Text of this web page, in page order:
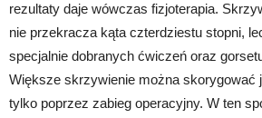
rezultaty daje wówczas fizjoterapia.
nie przekracza kąta czterdziestu stopni,
specjalnie dobranych ćwiczeń oraz
Większe skrzywienie można skorygować
tylko poprzez zabieg operacyjny. W ten